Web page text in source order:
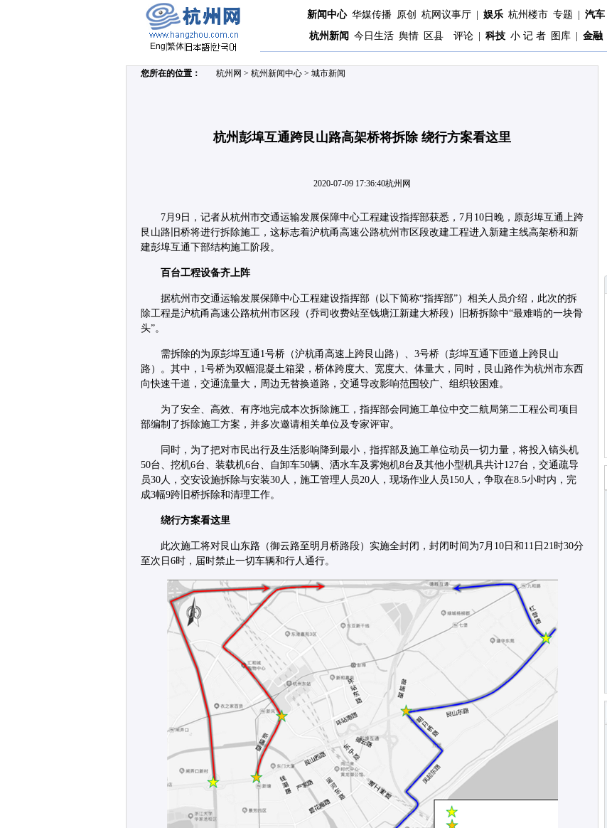
Eng 繁体
新闻中心 华媒传播 原创 杭网议事厅 娱乐 杭州楼市 专题 汽车
杭州新闻 今日生活 舆情 区县 评论 科技 小 记 者 图库 金融
您所在的位置： 杭州网 > 杭州新闻中心 > 城市新闻
杭州彭埠互通跨艮山路高架桥将拆除 绕行方案看这里
2020-07-09 17:36:40杭州网
7月9日，记者从杭州市交通运输发展保障中心工程建设指挥部获悉，7月10日晚，原彭埠互通上跨
艮山路旧桥将进行拆除施工，这标志着沪杭甬高速公路杭州市区段改建工程进入新建主线高架桥和新
建彭埠互通下部结构施工阶段。
百台工程设备齐上阵
据杭州市交通运输发展保障中心工程建设指挥部（以下简称“指挥部”）相关人员介绍，此次的拆
除工程是沪杭甬高速公路杭州市区段（乔司收费站至钱塘江新建大桥段）旧桥拆除中“最难啃的一块骨
头”。
需拆除的为原彭埠互通1号桥（沪杭甬高速上跨艮山路）、3号桥（彭埠互通下匝道上跨艮山
路）。其中，1号桥为双幅混凝土箱梁，桥体跨度大、宽度大、体量大，同时，艮山路作为杭州市东西
向快速干道，交通流量大，周边无替换道路，交通导改影响范围较广、组织较困难。
为了安全、高效、有序地完成本次拆除施工，指挥部会同施工单位中交二航局第二工程公司项目
部编制了拆除施工方案，并多次邀请相关单位及专家评审。
同时，为了把对市民出行及生活影响降到最小，指挥部及施工单位动员一切力量，将投入镐头机
50台、挖机6台、装载机6台、自卸车50辆、洒水车及雾炮机8台及其他小型机具共计127台，交通疏导
员30人，交安设施拆除与安装30人，施工管理人员20人，现场作业人员150人，争取在8.5小时内，完
成3幅9跨旧桥拆除和清理工作。
绕行方案看这里
此次施工将对艮山东路（御云路至明月桥路段）实施全封闭，封闭时间为7月10日和11日21时30分
至次日6时，届时禁止一切车辆和行人通行。